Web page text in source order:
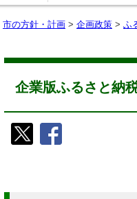
市の方針・計画 > 企画政策 > ふ
企業版ふるさと納